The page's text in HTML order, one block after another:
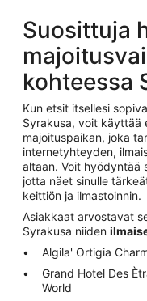
Suosittuja
kohteessa
Kun etsit itsellesi
Syrakusa, voit käyttää
majoituspaikan, joka
internetyhteyden,
altaan. Voit hyödyntää
jotta näet sinulle
keittiön ja ilmastoinnin.
Asiakkaat arvostavat
Syrakusa niiden
Algila' Ortigia
Grand Hotel Des
World